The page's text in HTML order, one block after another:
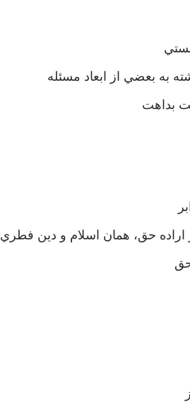
به بعضي از ابعاد مسئله
بداهت
اراده حق، همان اسلام و دين فطري